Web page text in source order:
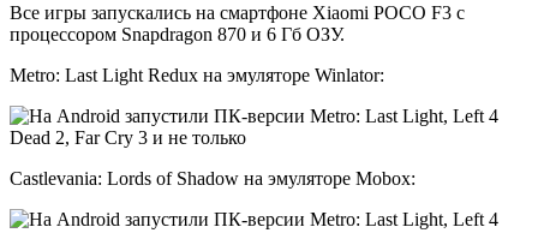
Все игры запускались на смартфоне Xiaomi POCO F3 с
процессором Snapdragon 870 и 6 Гб ОЗУ.
Metro: Last Light Redux на эмуляторе Winlator:
Castlevania: Lords of Shadow на эмуляторе Mobox: